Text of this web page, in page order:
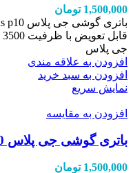
1,500,000 تومان
جی پلاس
افزودن به علاقه مندی
افزودن به سبد خرید
نمایش سریع
افزودن به مقایسه
باتری گوشی جی پلاس Gplus Q10 اورجینال شرکتی
1,500,000 تومان